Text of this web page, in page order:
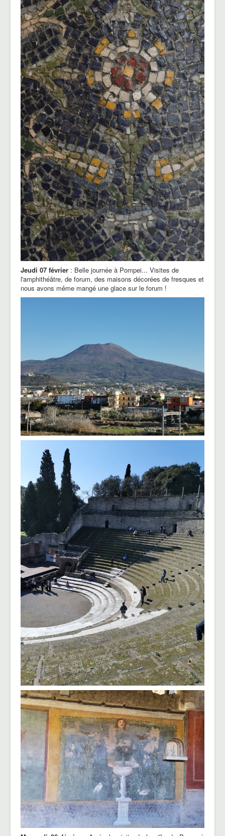
Jeudi 07 février : Belle journée à Pompei... Visites de
l'amphithéâtre, de forum, des maisons décorées de fresques et
nous avons même mangé une glace sur le forum !